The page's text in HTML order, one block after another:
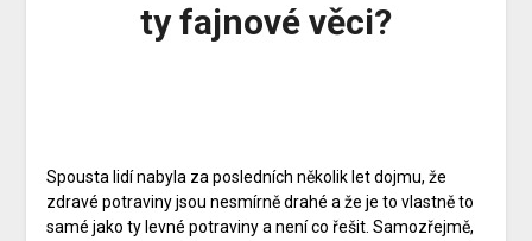
ty fajnové věci?
Spousta lidí nabyla za posledních několik let dojmu, že
zdravé potraviny jsou nesmírně drahé a že je to vlastně to
samé jako ty levné potraviny a není co řešit. Samozřejmě,